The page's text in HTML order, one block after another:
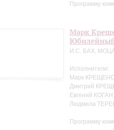
Программу
Марк
И.С. БАХ,
Исполнители:
Марк
Дмитрий
Евгений
Людмила
Программу